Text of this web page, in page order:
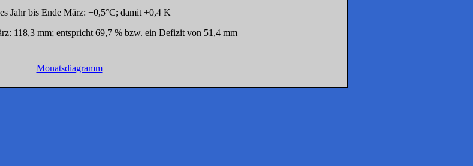
Jahr bis Ende März: +0,5°C; damit +0,4 K
118,3 mm; entspricht 69,7 % bzw. ein Defizit von 51,4 mm
Monatsdiagramm